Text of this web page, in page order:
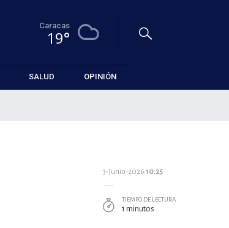
Caracas
19°
SALUD OPINIÓN
3-Junio-2026 10:25
TIEMPO DE LECTURA
1 minutos